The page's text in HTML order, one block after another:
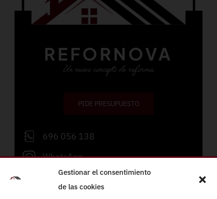
Gestionar el consentimiento
de las cookies
REFORNOVA
Un nuevo concepto de reforma
PIDE PRESUPUESTO
696 056 138
WhatsApp
info@refornova.com